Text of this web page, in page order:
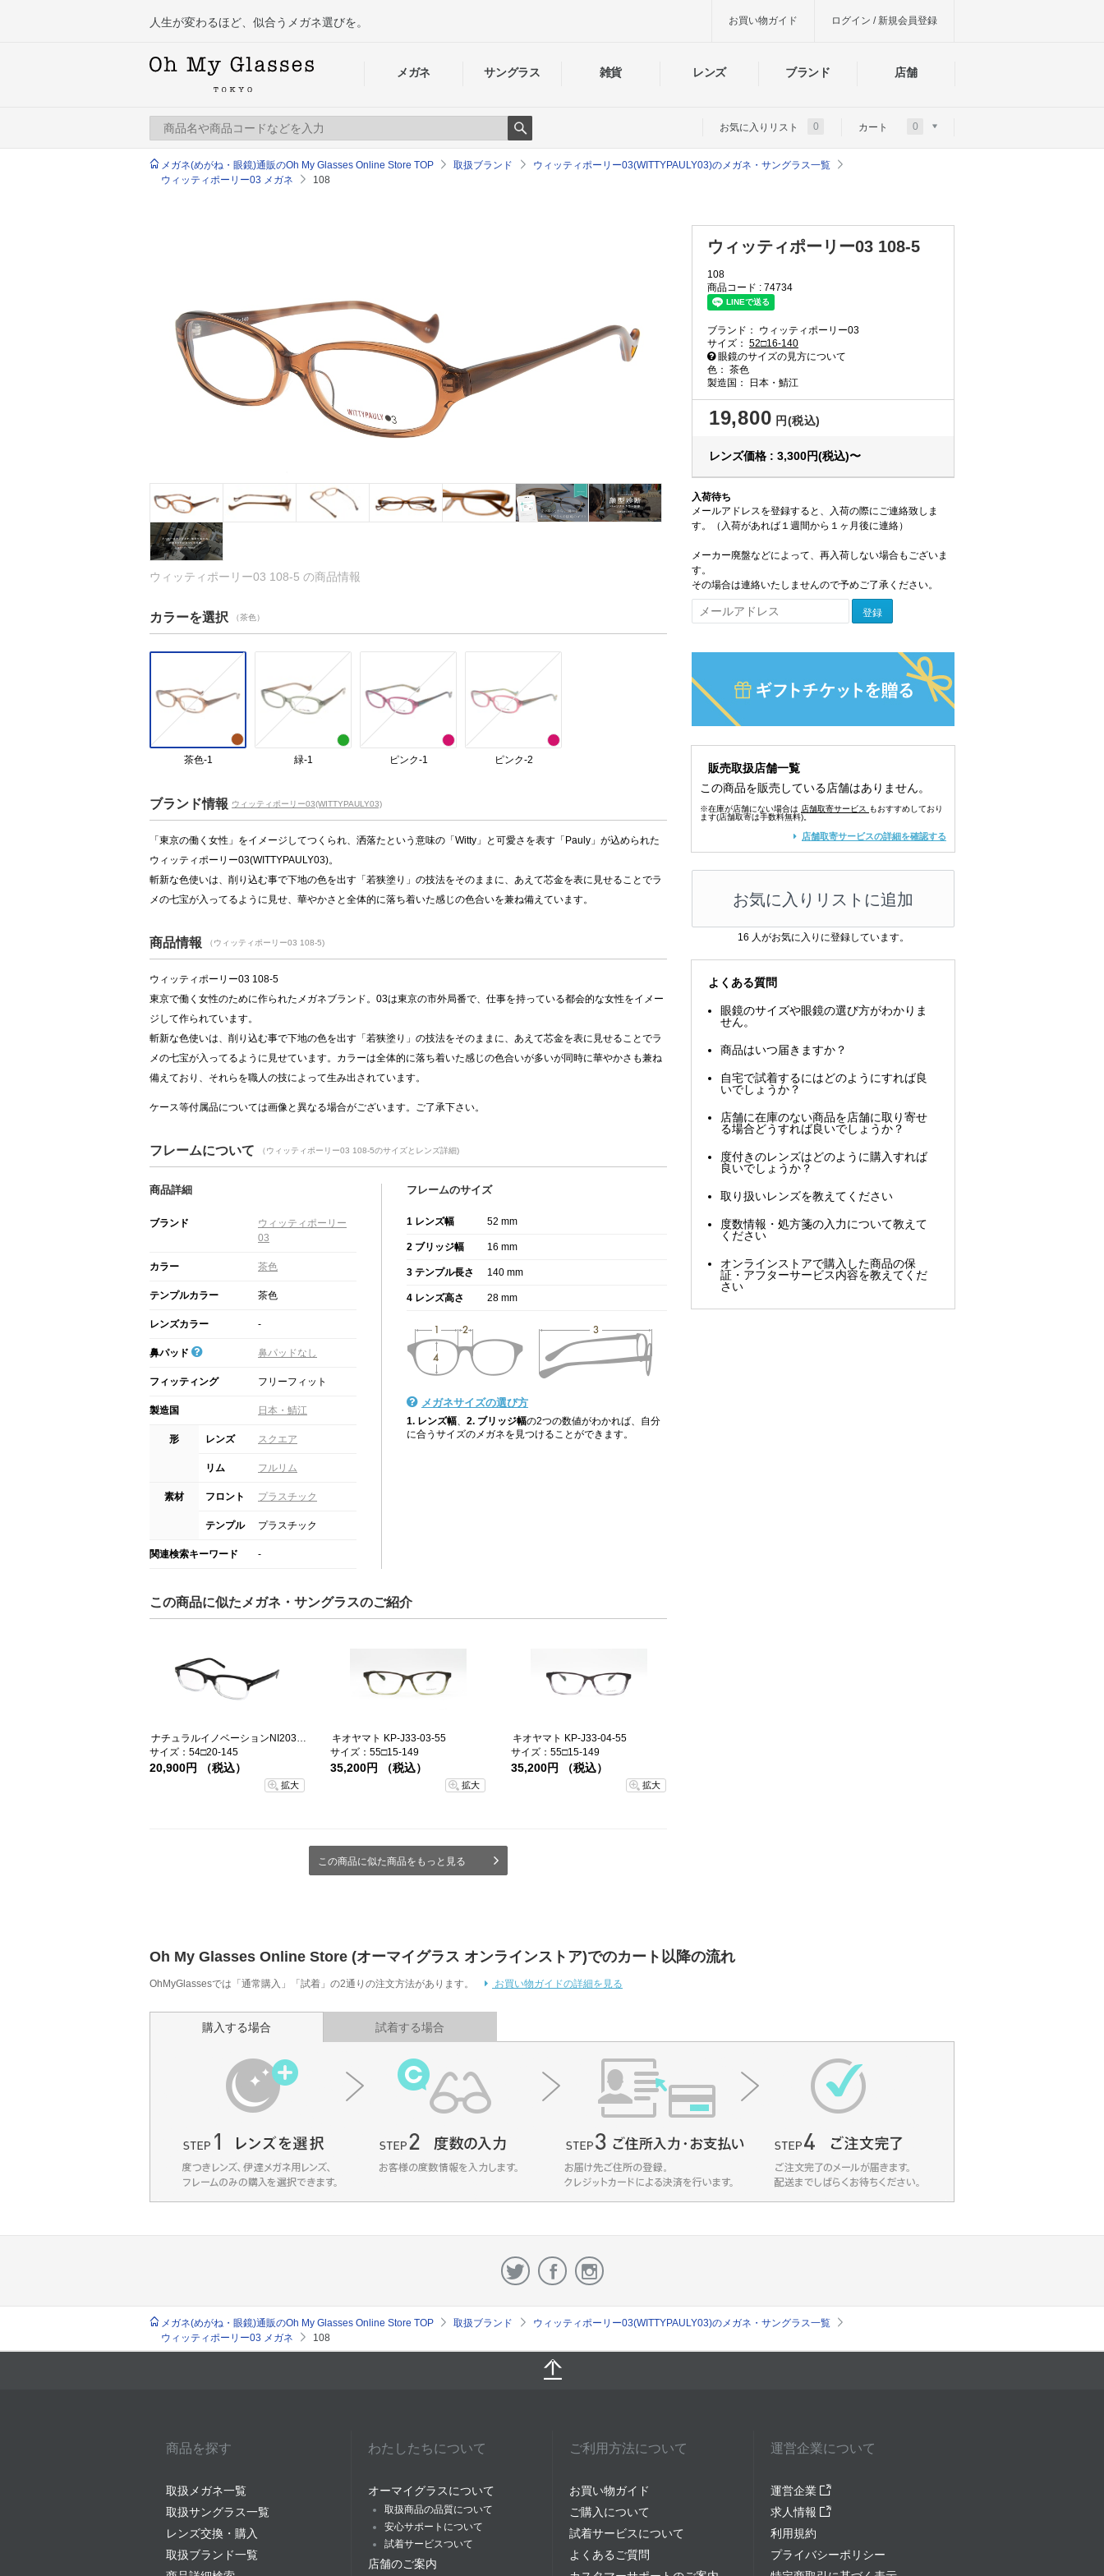
メガネ サングラス 雑貨 レンズ ブランド 店舗
人生が変わるほど、似合うメガネ選びを。 お買い物ガイド ログイン / 新規会員登録
Search
お気に入りリスト 0 カート 0
メガネ(めがね・眼鏡)通販のOh My Glasses Online Store TOP 取扱ブランド
ウィッティポーリー03(WITTYPAULY03)のメガネ・サングラス一覧
ウィッティポーリー03 メガネ
108
ウィッティポーリー03 108-5
108
商品コード : 74734
ブランド： ウィッティポーリー03
サイズ： 52□16-140
眼鏡のサイズの見方について
色： 茶色
製造国：
日本・鯖江
ウィッティポーリー03 108-5 の商品情報
カラーを選択 （茶色）
茶色-1 緑-1 ピンク-1 ピンク-2
ブランド情報 ウィッティポーリー03(WITTYPAULY03)
「東京の働く女性」をイメージしてつくられ、洒落たという意味の「Witty」と可愛さを表す「Pauly」が込められた
ウィッティポーリー03(WITTYPAULY03)。
斬新な色使いは、削り込む事で下地の色を出す「若狭塗り」の技法をそのままに、あえて芯金を表に見せることでラ
メの七宝が入ってるように見せ、華やかさと全体的に落ち着いた感じの色合いを兼ね備えています。
商品情報 （ウィッティポーリー03 108-5)
ウィッティポーリー03 108-5
東京で働く女性のために作られたメガネブランド。03は東京の市外局番で、仕事を持っている都会的な女性をイメー
ジして作られています。
斬新な色使いは、削り込む事で下地の色を出す「若狭塗り」の技法をそのままに、あえて芯金を表に見せることでラ
メの七宝が入ってるように見せています。カラーは全体的に落ち着いた感じの色合いが多いが同時に華やかさも兼ね
備えており、それらを職人の技によって生み出されています。
ケース等付属品については画像と異なる場合がございます。ご了承下さい。
フレームについて （ウィッティポーリー03 108-5のサイズとレンズ詳細)
商品詳細
ブランド
ウィッティポーリー
03
カラー 茶色
テンプルカラー 茶色
レンズカラー -
鼻パッド 鼻パッドなし
フィッティング フリーフィット
製造国 日本・鯖江
形 レンズ スクエア
リム フルリム
素材 フロント プラスチック
テンプル プラスチック
関連検索キーワード -
フレームのサイズ
1 レンズ幅 52 mm
2 ブリッジ幅 16 mm
3 テンプル長さ 140 mm
4 レンズ高さ 28 mm
メガネサイズの選び方
1. レンズ幅 2. ブリッジ幅の2つの数値がわかれば、自分
に合うサイズのメガネを見つけることができます。
この商品に似たメガネ・サングラスのご紹介
ナチュラルイノベーションNI203-BKC-54
サイズ：54□20-145
20,900円 （税込）
拡大
キオヤマト KP-J33-03-55
サイズ：55□15-149
35,200円 （税込）
拡大
キオヤマト KP-J33-04-55
サイズ：55□15-149
35,200円 （税込）
拡大
この商品に似た商品をもっと見る
19,800 円(税込)
レンズ価格 : 3,300円(税込)〜
入荷待ち
メールアドレスを登録すると、入荷の際にご連絡致しま
す。（入荷があれば１週間から１ヶ月後に連絡）
メーカー廃盤などによって、再入荷しない場合もございま
す。
その場合は連絡いたしませんので予めご了承ください。
販売取扱店舗一覧
この商品を販売している店舗はありません。
※在庫が店舗にない場合は 店舗取寄サービス
もおすすめしており
ます(店舗取寄は手数料無料)。
店舗取寄サービスの詳細を確認する
お気に入りリストに追加
16 人がお気に入りに登録しています。
よくある質問
眼鏡のサイズや眼鏡の選び方がわかりま
せん。
商品はいつ届きますか？
自宅で試着するにはどのようにすれば良
いでしょうか？
店舗に在庫のない商品を店舗に取り寄せ
る場合どうすれば良いでしょうか？
度付きのレンズはどのように購入すれば
良いでしょうか？
取り扱いレンズを教えてください
度数情報・処方箋の入力について教えて
ください
オンラインストアで購入した商品の保
証・アフターサービス内容を教えてくだ
さい
Oh My Glasses Online Store (オーマイグラス オンラインストア)でのカート以降の流れ
OhMyGlassesでは「通常購入」「試着」の2通りの注文方法があります。 お買い物ガイドの詳細を見る
購入する場合 試着する場合
メガネ(めがね・眼鏡)通販のOh My Glasses Online Store TOP 取扱ブランド
ウィッティポーリー03(WITTYPAULY03)のメガネ・サングラス一覧
ウィッティポーリー03 メガネ
108
商品を探す
取扱メガネ一覧
取扱サングラス一覧
レンズ交換・購入
取扱ブランド一覧
わたしたちについて
オーマイグラスについて
取扱商品の品質について
安心サポートについて
試着サービスついて
店舗のご案内
ご利用方法について
お買い物ガイド
ご購入について
試着サービスについて
よくあるご質問
運営企業について
運営企業
求人情報
利用規約
プライバシーポリシー